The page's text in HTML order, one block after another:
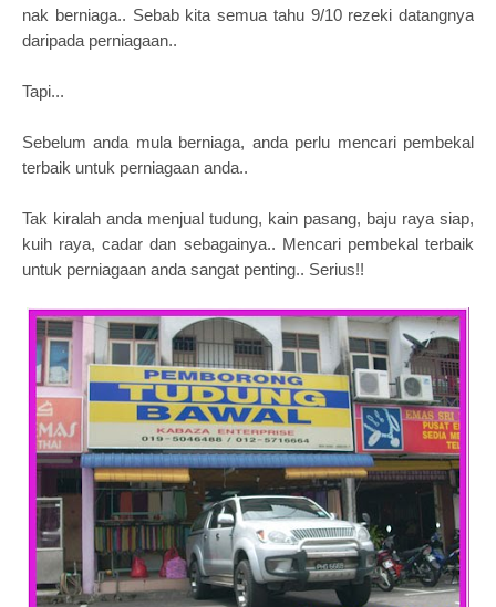
nak berniaga.. Sebab kita semua tahu 9/10 rezeki datangnya
daripada perniagaan..
Tapi...
Sebelum anda mula berniaga, anda perlu mencari pembekal
terbaik untuk perniagaan anda..
Tak kiralah anda menjual tudung, kain pasang, baju raya siap,
kuih raya, cadar dan sebagainya.. Mencari pembekal terbaik
untuk perniagaan anda sangat penting.. Serius!!